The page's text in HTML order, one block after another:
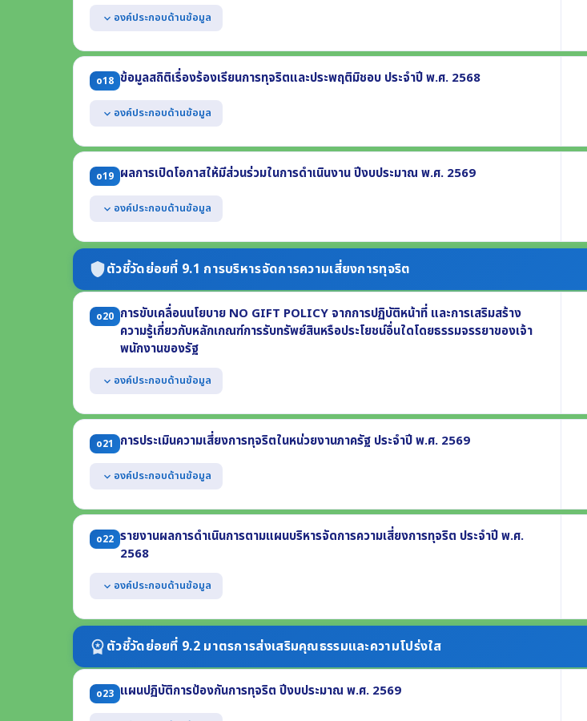
(3) ขั้นตอนหรือวิธีการจัดการ (4) ส่วนงานที่รับผิดชอบ (5) ระยะเวลา
expand_more องค์ประกอบด้านข้อมูล
แสดงช่องทางออนไลน์ของหน่วยงานที่บุคคลภายนอกสามารถแจ้งเรื่องร้องเรียนการทุจริตและประพฤติ
มิชอบ โดยต้องแยกต่างหากจากช่องทางการร้องเรียนทั่วไป
มีการปกปิดข้อมูลของผู้แจ้งเบาะแส
สามารถเข้าถึงหรือเชื่อมโยงได้จากหน้าแรกของเว็บไซต์หลักของหน่วยงาน
o18 ข้อมูลสถิติเรื่องร้องเรียนการทุจริตและประพฤติมิชอบ ประจำปี พ.ศ. 2568
expand_more องค์ประกอบด้านข้อมูล
แสดงข้อมูลสถิติเรื่องร้องเรียนการทุจริตและประพฤติมิชอบ ประจำปี พ.ศ. 2568 อย่างน้อยประกอบ
(1) จำนวนเรื่องร้องเรียนทั้งหมด (2) จำนวนเรื่องที่ดำเนินการแล้วเสร็จ
(3) จำนวนเรื่องที่อยู่ระหว่างดำเนินการ
o19 ผลการเปิดโอกาสให้มีส่วนร่วมในการดำเนินงาน ปีงบประมาณ พ.ศ. 2569
expand_more องค์ประกอบด้านข้อมูล
แสดงผลการเปิดโอกาสให้ผู้มีส่วนได้ส่วนเสียภายนอกได้มีส่วนร่วมในการดำเนินงานตามภารกิจของหน่วย
งาน ปี พ.ศ. 2569 ที่เกี่ยวข้องกับ
- การมีส่วนร่วมในการกำหนดนโยบาย - การร่วมวางแผน - การร่วมดำเนินการ
- การร่วมแลกเปลี่ยนความคิดเห็น - การร่วมติดตามประเมินผล
shieldตัวชี้วัดย่อยที่ 9.1 การบริหารจัดการความเสี่ยงการทุจริต
o20 การขับเคลื่อนนโยบาย NO GIFT POLICY จากการปฏิบัติหน้าที่ และการเสริมสร้าง
ความรู้เกี่ยวกับหลักเกณฑ์การรับทรัพย์สินหรือประโยชน์อื่นใดโดยธรรมจรรยาของเจ้า
พนักงานของรัฐ
expand_more องค์ประกอบด้านข้อมูล
แสดงหนังสือประกาศเจตนารมณ์ No Gift Policy จากการปฏิบัติหน้าที่ ประจำปี พ.ศ. 2569
แสดงการดำเนินกิจกรรมที่แสดงให้เห็นว่าหน่วยงานมีการขับเคลื่อนนโยบาย No Gift Policy ประจำปี
พ.ศ. 2569
แสดงการเสริมสร้างความรู้ให้แก่เจ้าหน้าที่เกี่ยวกับหลักเกณฑ์การรับทรัพย์สินหรือประโยชน์อื่นใดโดย
o21 การประเมินความเสี่ยงการทุจริตในหน่วยงานภาครัฐ ประจำปี พ.ศ. 2569
expand_more องค์ประกอบด้านข้อมูล
แสดงผลการประเมินความเสี่ยงการทุจริต ประจำปี พ.ศ. 2569 อย่างน้อยประกอบด้วย
(1) เหตุการณ์ความเสี่ยงและระดับของความเสี่ยง (2) มาตรการจัดการความเสี่ยง
ต้องครอบคลุมถึงความเสี่ยงการทุจริตที่เกี่ยวข้องกับการจัดซื้อจัดจ้าง และความเสี่ยงในกระบวนงานตาม
o22 รายงานผลการดำเนินการตามแผนบริหารจัดการความเสี่ยงการทุจริต ประจำปี พ.ศ.
2568
expand_more องค์ประกอบด้านข้อมูล
แสดงผลการดำเนินการตามแผนบริหารจัดการความเสี่ยงการทุจริต ประจำปี พ.ศ. 2568 อย่างน้อย
ประกอบด้วย
(1) เหตุการณ์ความเสี่ยงและระดับของความเสี่ยง
(2) มาตรการจัดการความเสี่ยง
(3) ผลการดำเนินการตามมาตรการหรือการจัดการความเสี่ยง
workspace_premiumตัวชี้วัดย่อยที่ 9.2 มาตรการส่งเสริมคุณธรรมและความโปร่งใส
o23 แผนปฏิบัติการป้องกันการทุจริต ปีงบประมาณ พ.ศ. 2569